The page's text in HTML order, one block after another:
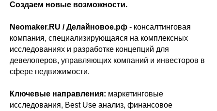
Создаем новые возможности.
Neomaker.RU / Делайновое.рф - консалтинговая
компания, специализирующаяся на комплексных
исследованиях и разработке концепций для
девелоперов, управляющих компаний и инвесторов в
сфере недвижимости.
Ключевые направления: маркетинговые
исследования, Best Use анализ, финансовое